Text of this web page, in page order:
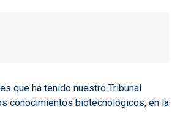
que ha tenido nuestro Tribunal
conocimientos biotecnológicos, en la